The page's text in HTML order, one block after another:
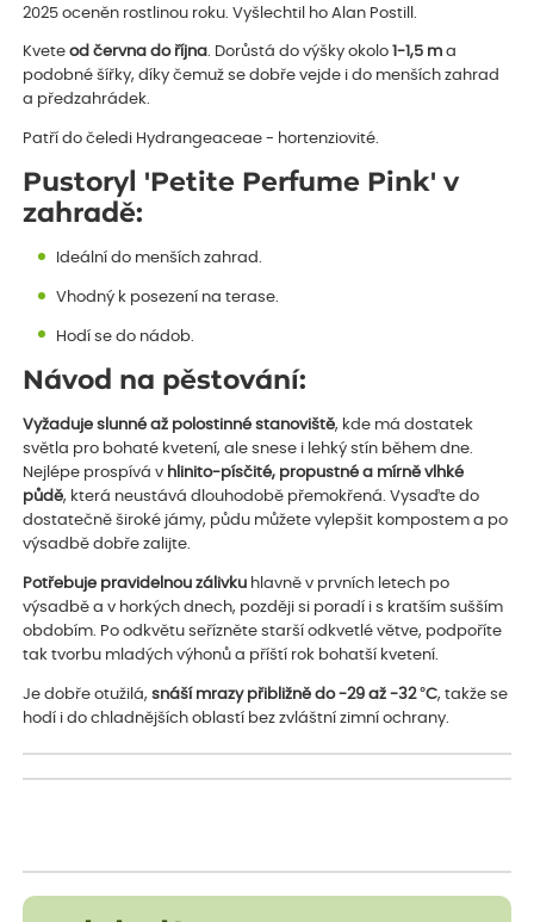
2025 oceněn rostlinou roku. Vyšlechtil ho Alan Postill.
Kveteod června do října. Dorůstá do výšky okolo 1-1,5 m a
podobné šířky, díky čemuž se dobře vejde i do menších zahrad
a předzahrádek.
Patří do čeledi Hydrangeaceae - hortenziovité.
Pustoryl 'Petite Perfume Pink' v
zahradě:
Ideální do menších zahrad.
Vhodný k posezení na terase.
Hodí se do nádob.
Návod na pěstování:
Vyžaduje slunné až polostinné stanoviště, kde má dostatek
světla pro bohaté kvetení, ale snese i lehký stín během dne.
Nejlépe prospívá v hlinito-písčité, propustné a mírně vlhké
půdě, která neustává dlouhodobě přemokřená. Vysaďte do
dostatečně široké jámy, půdu můžete vylepšit kompostem a po
výsadbě dobře zalijte.
Potřebuje pravidelnou zálivku hlavně v prvních letech po
výsadbě a v horkých dnech, později si poradí i s kratším sušším
obdobím. Po odkvětu seřízněte starší odkvetlé větve, podpoříte
tak tvorbu mladých výhonů a příští rok bohatší kvetení.
Je dobře otužilá,snáší mrazy přibližně do -29 až -32 °C, takže se
hodí i do chladnějších oblastí bez zvláštní zimní ochrany.